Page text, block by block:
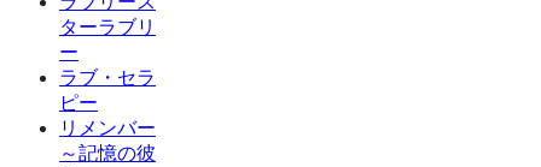
ターラブリ
ー
ラブ・セラ
ピー
リメンバー
～記憶の彼